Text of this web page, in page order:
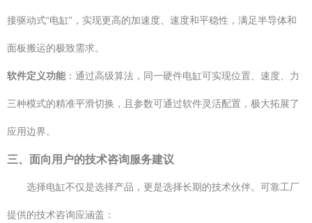
接驱动式“电缸”，实现更高的加速度、速度和平稳性，满足半导体和
面板搬运的极致需求。
软件定义功能 ：通过高级算法，同一硬件电缸可实现位置、速度、力
三种模式的精准平滑切换，且参数可通过软件灵活配置，极大拓展了
应用边界。
三、面向用户的技术咨询服务建议
选择电缸不仅是选择产品，更是选择长期的技术伙伴。可靠工厂
提供的技术咨询应涵盖：